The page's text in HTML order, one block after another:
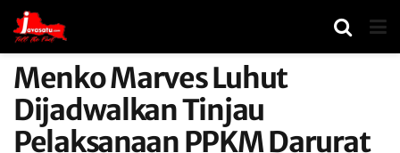
Menko Marves Luhut
Dijadwalkan Tinjau
Pelaksanaan PPKM Darurat